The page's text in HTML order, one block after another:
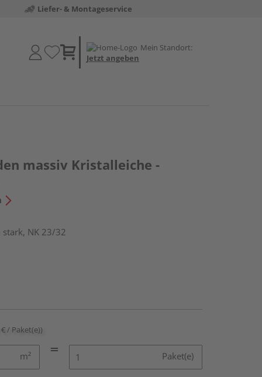
Liefer- & Montageservice
Mein Standort:
Jetzt angeben
massiv Kristalleiche -
NK 23/32
/ Paket(e))
m² Paket(e)